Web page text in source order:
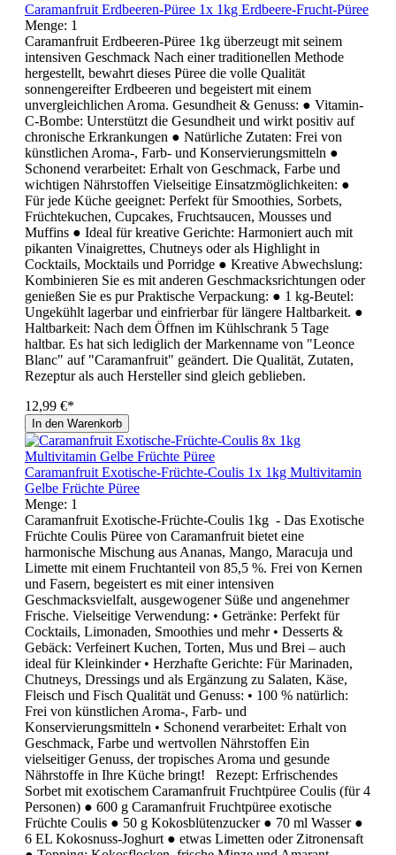
Caramanfruit Erdbeeren-Püree 1x 1kg Erdbeere-Frucht-Püree
Menge: 1
Caramanfruit Erdbeeren-Püree 1kg überzeugt mit seinem
intensiven Geschmack Nach einer traditionellen Methode
hergestellt, bewahrt dieses Püree die volle Qualität
sonnengereifter Erdbeeren und begeistert mit einem
unvergleichlichen Aroma. Gesundheit & Genuss: ● Vitamin-
C-Bombe: Unterstützt die Gesundheit und wirkt positiv auf
chronische Erkrankungen ● Natürliche Zutaten: Frei von
künstlichen Aroma-, Farb- und Konservierungsmitteln ●
Schonend verarbeitet: Erhalt von Geschmack, Farbe und
wichtigen Nährstoffen Vielseitige Einsatzmöglichkeiten: ●
Für jede Küche geeignet: Perfekt für Smoothies, Sorbets,
Früchtekuchen, Cupcakes, Fruchtsaucen, Mousses und
Muffins ● Ideal für kreative Gerichte: Harmoniert auch mit
pikanten Vinaigrettes, Chutneys oder als Highlight in
Cocktails, Mocktails und Porridge ● Kreative Abwechslung:
Kombinieren Sie es mit anderen Geschmacksrichtungen oder
genießen Sie es pur Praktische Verpackung: ● 1 kg-Beutel:
Ungekühlt lagerbar und einfrierbar für längere Haltbarkeit. ●
Haltbarkeit: Nach dem Öffnen im Kühlschrank 5 Tage
haltbar. Es hat sich lediglich der Markenname von "Leonce
Blanc" auf "Caramanfruit" geändert. Die Qualität, Zutaten,
Rezeptur als auch Hersteller sind gleich geblieben.
12,99 €*
In den Warenkorb
Caramanfruit Exotische-Früchte-Coulis 1x 1kg Multivitamin
Gelbe Früchte Püree
Menge: 1
Caramanfruit Exotische-Früchte-Coulis 1kg - Das Exotische
Früchte Coulis Püree von Caramanfruit bietet eine
harmonische Mischung aus Ananas, Mango, Maracuja und
Limette mit einem Fruchtanteil von 85,5 %. Frei von Kernen
und Fasern, begeistert es mit einer intensiven
Geschmacksvielfalt, ausgewogener Süße und angenehmer
Frische. Vielseitige Verwendung: • Getränke: Perfekt für
Cocktails, Limonaden, Smoothies und mehr • Desserts &
Gebäck: Verfeinert Kuchen, Torten, Mus und Brei – auch
ideal für Kleinkinder • Herzhafte Gerichte: Für Marinaden,
Chutneys, Dressings und als Ergänzung zu Salaten, Käse,
Fleisch und Fisch Qualität und Genuss: • 100 % natürlich:
Frei von künstlichen Aroma-, Farb- und
Konservierungsmitteln • Schonend verarbeitet: Erhalt von
Geschmack, Farbe und wertvollen Nährstoffen Ein
vielseitiger Genuss, der tropisches Aroma und gesunde
Nährstoffe in Ihre Küche bringt! Rezept: Erfrischendes
Sorbet mit exotischem Caramanfruit Fruchtpüree Coulis (für 4
Personen) ● 600 g Caramanfruit Fruchtpüree exotische
Früchte Coulis ● 50 g Kokosblütenzucker ● 70 ml Wasser ●
6 EL Kokosnuss-Joghurt ● etwas Limetten oder Zitronensaft